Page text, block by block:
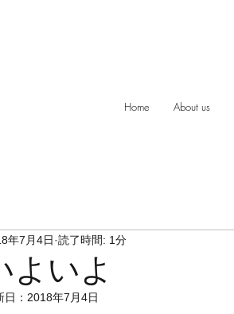
Home About us
よいよ
年7月4日 読了時間: 1分
日： 2018年7月4日